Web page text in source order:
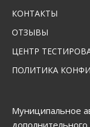
КОНТАКТЫ
ОТЗЫВЫ
ЦЕНТР
ПОЛИТИКА
Муниципальное